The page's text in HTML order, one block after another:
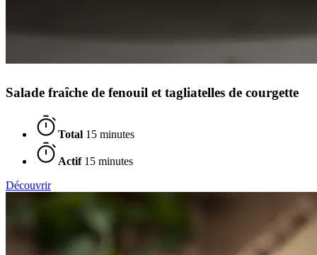
Salade fraîche de fenouil et tagliatelles de courgette
Total 15 minutes
Actif15 minutes
Découvrir